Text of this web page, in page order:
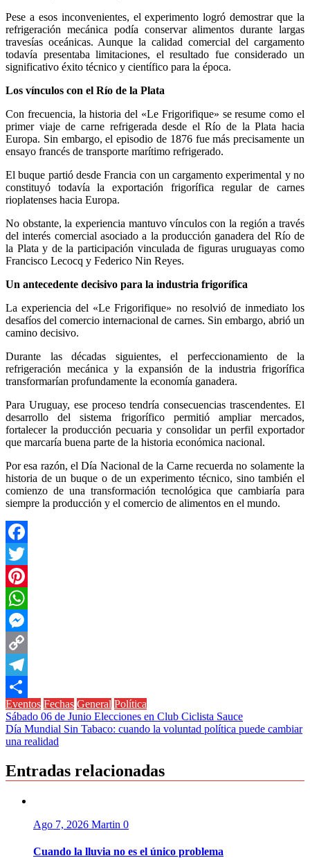
Pese a esos inconvenientes, el experimento logró demostrar que la
refrigeración mecánica podía conservar alimentos durante largas
travesías oceánicas. Aunque la calidad comercial del cargamento
todavía presentaba limitaciones, el resultado fue considerado un
significativo éxito técnico y científico para la época.
Los vínculos con el Río de la Plata
Con frecuencia, la historia del «Le Frigorifique» se resume como el
primer viaje de carne refrigerada desde el Río de la Plata hacia
Europa. Sin embargo, el episodio de 1876 fue más precisamente un
ensayo francés de transporte marítimo refrigerado.
El buque partió desde Francia con un cargamento experimental y no
constituyó todavía la exportación frigorífica regular de carnes
rioplatenses hacia Europa.
No obstante, la experiencia mantuvo vínculos con la región a través
del interés comercial asociado a la producción ganadera del Río de
la Plata y de la participación vinculada de figuras uruguayas como
Francisco Lecocq y Federico Nin Reyes.
Un antecedente decisivo para la industria frigorífica
La experiencia del «Le Frigorifique» no resolvió de inmediato los
desafíos del comercio internacional de carnes. Sin embargo, abrió un
camino decisivo.
Durante las décadas siguientes, el perfeccionamiento de la
refrigeración mecánica y la expansión de la industria frigorífica
transformarían profundamente la economía ganadera.
Para Uruguay, ese proceso tendría consecuencias trascendentes. El
desarrollo del sistema frigorífico permitió ampliar mercados,
fortalecer la producción pecuaria y consolidar un perfil exportador
que marcaría buena parte de la historia económica nacional.
Por esa razón, el Día Nacional de la Carne recuerda no solamente la
historia de un buque o de un experimento técnico, sino también el
comienzo de una transformación tecnológica que cambiaría para
siempre la producción y el comercio de alimentos en el mundo.
Facebook
Twitter
Pinterest
WhatsApp
Messenger
Copy
Link
Telegram
Compartir
Eventos Fechas General Política
Navegación
de
Sábado 06 de Junio Elecciones en Club Ciclista Sauce
Día Mundial Sin Tabaco: cuando la voluntad política puede cambiar
una realidad
Entradas relacionadas
Ago 7, 2026 Martin 0
Cuando la lluvia no es el único problema